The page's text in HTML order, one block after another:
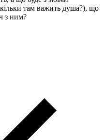
там важить душа?), що
з ним?